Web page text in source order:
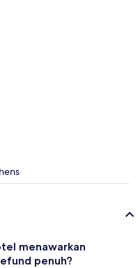
menawarkan
penuh?